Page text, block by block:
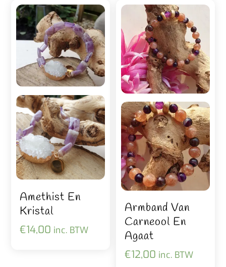
Amethist En
Kristal
€14,00 inc. BTW
Armband Van
Carneool En
Agaat
€12,00 inc. BTW